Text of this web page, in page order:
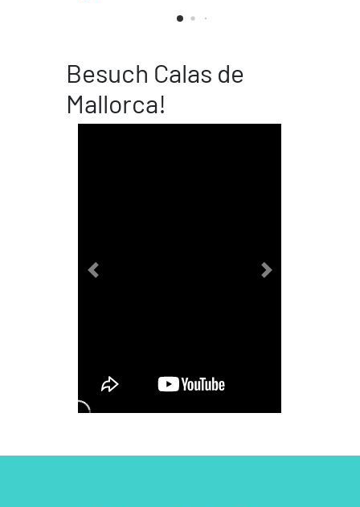
Besuch Calas de
Mallorca!
Previous Next